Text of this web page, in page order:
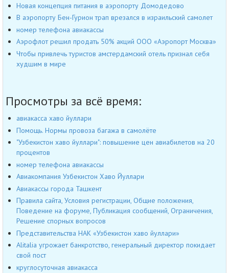
Новая концепция питания в аэропорту Домодедово
В аэропорту Бен-Гурион трап врезался в израильский самолет
номер телефона авиакассы
Аэрофлот решил продать 50% акций ООО «Аэропорт Москва»
Чтобы привлечь туристов амстердамский отель признал себя
худшим в мире
Просмотры за всё время:
авиакасса хаво йуллари
Помощь. Нормы провоза багажа в самолёте
"Узбекистон хаво йуллари": повышение цен авиабилетов на 20
процентов
номер телефона авиакассы
Авиакомпания Узбекистон Хаво Йуллари
Авиакассы города Ташкент
Правила сайта, Условия регистрации, Общие положения,
Поведение на форуме, Публикация сообщений, Ограничения,
Решение спорных вопросов
Представительства НАК «Узбекистон хаво йуллари»
Alitalia угрожает банкротство, генеральный директор покидает
свой пост
круглосуточная авиакасса